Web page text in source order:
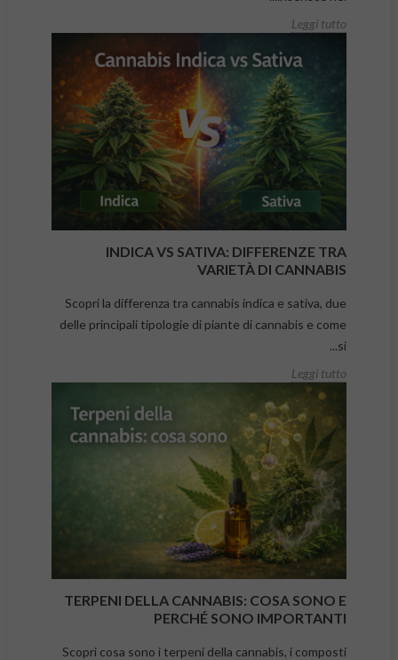
Leggi tutto
INDICA VS SATIVA: DIFFERENZE TRA
VARIETÀ DI CANNABIS
Scopri la differenza tra cannabis indica e sativa, due
delle principali tipologie di piante di cannabis e come
si...
Leggi tutto
TERPENI DELLA CANNABIS: COSA SONO E
PERCHÉ SONO IMPORTANTI
Scopri cosa sono i terpeni della cannabis, i composti